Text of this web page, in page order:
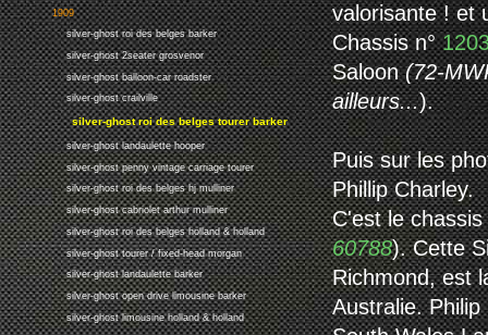
1909
silver-ghost roi des belges barker
silver-ghost 2seater grosvenor
silver-ghost balloon-car roadster
silver-ghost crailville
silver-ghost roi des belges tourer barker
silver-ghost landaulette hooper
silver-ghost penny vintage carriage tourer
silver-ghost roi des belges hj mulliner
silver-ghost cabriolet arthur mulliner
silver-ghost roi des belges holland & holland
silver-ghost tourer / fixed-head morgan
silver-ghost landaulette barker
silver-ghost open drive limousine barker
silver-ghost limousine holland & holland
valorisante ! et
Chassis n°
Saloon(72-
ailleurs...).
Puis sur les
Phillip Charley.
C'est le
60788). Cette
Richmond, est
Australie.